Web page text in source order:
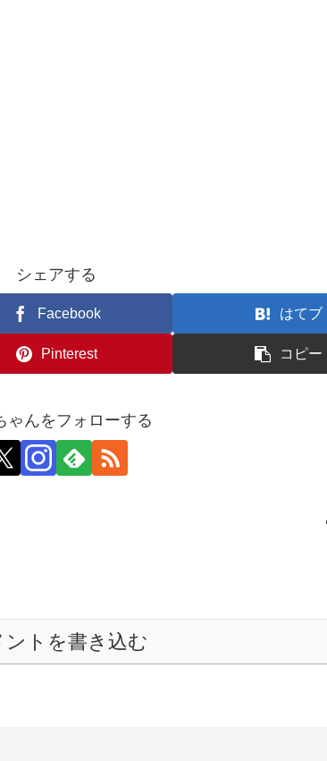
シェアする
Facebook はてブ
Pinterest コピー
ゃんをフォローする
ントを書き込む